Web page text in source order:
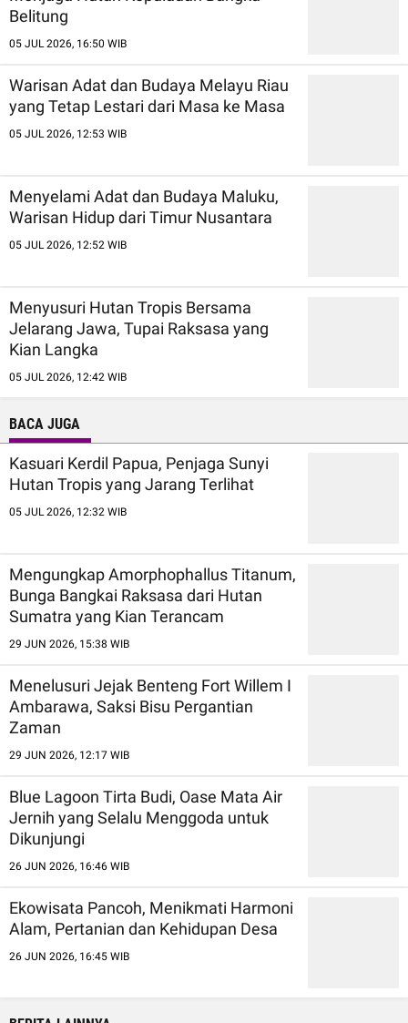
Belitung
05 JUL 2026, 16:50 WIB
Warisan Adat dan Budaya Melayu Riau
yang Tetap Lestari dari Masa ke Masa
05 JUL 2026, 12:53 WIB
Menyelami Adat dan Budaya Maluku,
Warisan Hidup dari Timur Nusantara
05 JUL 2026, 12:52 WIB
Menyusuri Hutan Tropis Bersama
Jelarang Jawa, Tupai Raksasa yang
Kian Langka
05 JUL 2026, 12:42 WIB
BACA JUGA
Kasuari Kerdil Papua, Penjaga Sunyi
Hutan Tropis yang Jarang Terlihat
05 JUL 2026, 12:32 WIB
Mengungkap Amorphophallus Titanum,
Bunga Bangkai Raksasa dari Hutan
Sumatra yang Kian Terancam
29 JUN 2026, 15:38 WIB
Menelusuri Jejak Benteng Fort Willem I
Ambarawa, Saksi Bisu Pergantian
Zaman
29 JUN 2026, 12:17 WIB
Blue Lagoon Tirta Budi, Oase Mata Air
Jernih yang Selalu Menggoda untuk
Dikunjungi
26 JUN 2026, 16:46 WIB
Ekowisata Pancoh, Menikmati Harmoni
Alam, Pertanian dan Kehidupan Desa
26 JUN 2026, 16:45 WIB